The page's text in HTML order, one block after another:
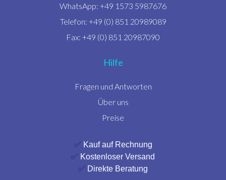
WhatsApp: +49 1573 5987676
Telefon: +49 (0) 851 20989089
Fax: +49 (0) 851 20987090
Hilfe
Fragen und Antworten
Über uns
Preise
✅ Kauf auf Rechnung
✅ Kostenloser Versand
✅ Direkte Beratung